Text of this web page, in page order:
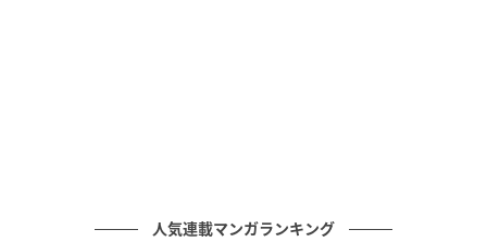
映った他の写真についても、「（誕生日に自分で）買
人気連載マンガランキング